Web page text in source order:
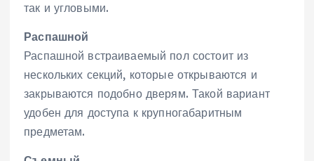
так и угловыми.
Распашной
Распашной встраиваемый пол состоит из
нескольких секций‚ которые открываются и
закрываются подобно дверям. Такой вариант
удобен для доступа к крупногабаритным
предметам.